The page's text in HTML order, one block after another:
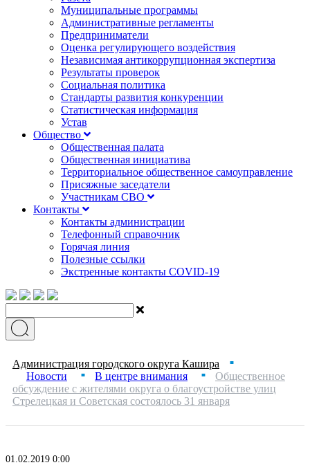
Муниципальные программы
Административные регламенты
Предприниматели
Оценка регулирующего воздействия
Независимая антикоррупционная экспертиза
Результаты проверок
Социальная политика
Стандарты развития конкуренции
Статистическая информация
Устав
Общество
Общественная палата
Общественная инициатива
Территориальное общественное самоуправление
Присяжные заседатели
Участникам СВО
Контакты
Контакты администрации
Телефонный справочник
Горячая линия
Полезные ссылки
Экстренные контакты COVID-19
Администрация городского округа Кашира ■
Новости ■ В центре внимания ■
Общественное
обсуждение с жителями округа о благоустройстве улиц
Стрелецкая и Советская состоялось 31 января
01.02.2019 0:00